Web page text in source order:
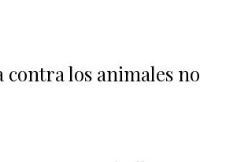
contra los animales no